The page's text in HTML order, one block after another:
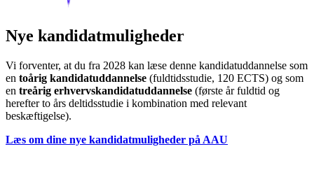
Nye kandidatmuligheder
Vi forventer, at du fra 2028 kan læse denne kandidatuddannelse som
en toårig kandidatuddannelse (fuldtidsstudie, 120 ECTS) og som
en treårig erhvervskandidatuddannelse (første år fuldtid og
herefter to års deltidsstudie i kombination med relevant
beskæftigelse).
Læs om dine nye kandidatmuligheder på AAU